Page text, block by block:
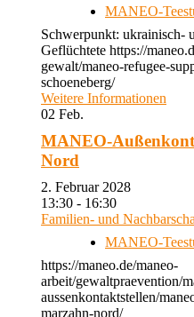
MANEO-
Schwerpunkt: ukrainisch-
Geflüchtete https://
gewalt/maneo-refugee-
schoeneberg/
Weitere Informationen
02 Feb.
MANEO-
Nord
2. Februar 2028
13:30 - 16:30
Familien- und
MANEO-
https://maneo.de/maneo-
arbeit/gewaltpraevention/
aussenkontaktstellen/
marzahn-nord/